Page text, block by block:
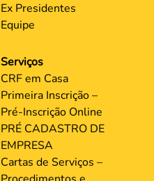
Ex Presidentes
Equipe
Serviços
CRF em Casa
Primeira Inscrição –
Pré-Inscrição Online
PRÉ CADASTRO DE
EMPRESA
Cartas de Serviços –